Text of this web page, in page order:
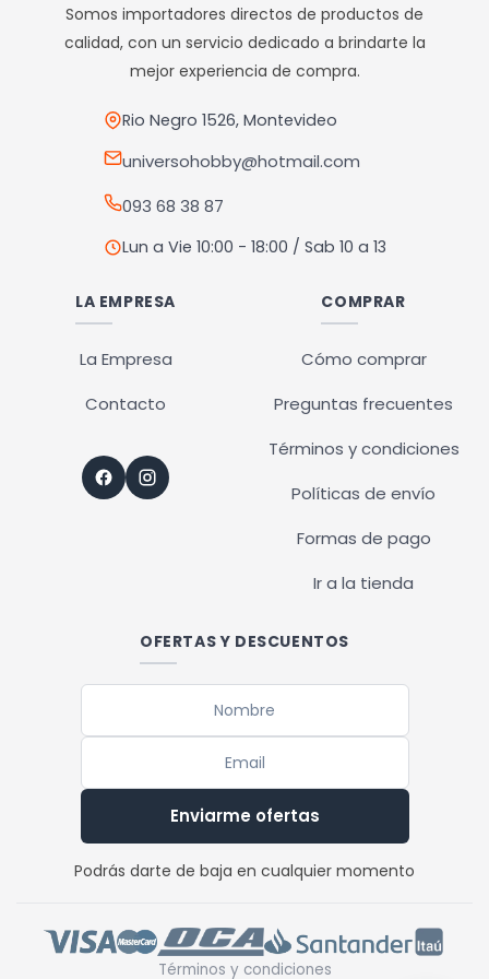
Somos importadores directos de productos de
calidad, con un servicio dedicado a brindarte la
mejor experiencia de compra.
Rio Negro 1526, Montevideo
universohobby@hotmail.com
093 68 38 87
Lun a Vie 10:00 - 18:00 / Sab 10 a 13
LA EMPRESA
La Empresa
Contacto
COMPRAR
Cómo comprar
Preguntas frecuentes
Términos y condiciones
Políticas de envío
Formas de pago
Ir a la tienda
OFERTAS Y DESCUENTOS
Enviarme ofertas
Podrás darte de baja en cualquier momento
Términos y condiciones